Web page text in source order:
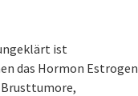
ist
das Hormon Estrogen
Brusttumore,